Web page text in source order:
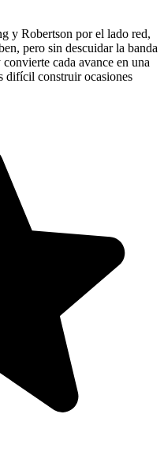
y Robertson por el lado red,
pero sin descuidar la banda
cada avance en una
difícil construir ocasiones